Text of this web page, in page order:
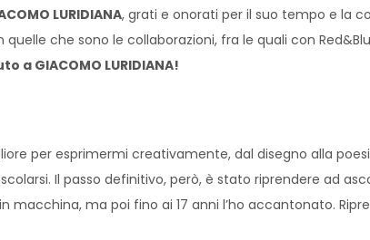
LURIDIANA, grati e onorati per il suo tempo e la
quelle che sono le collaborazioni, fra le quali con
a GIACOMO LURIDIANA!
per esprimermi creativamente, dal disegno alla
Il passo definitivo, però, è stato riprendere ad
ma poi fino ai 17 anni l’ho accantonato.